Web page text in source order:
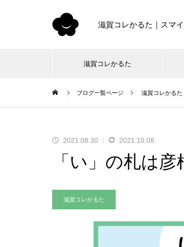
滋賀コレかるた｜スマ
滋賀コレかるた
ブログ一覧ページ 滋賀コレかるた
2021.08.30 2021.10.08
「い」の札は彦
滋賀コレかるた